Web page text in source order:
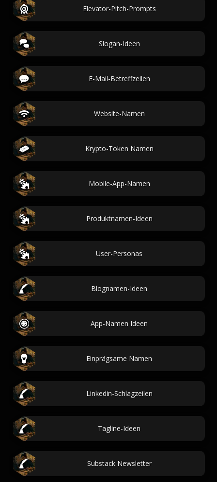
Elevator-Pitch-Prompts
Slogan-Ideen
E-Mail-Betreffzeilen
Website-Namen
Krypto-Token Namen
Mobile-App-Namen
Produktnamen-Ideen
User-Personas
Blognamen-Ideen
App-Namen Ideen
Einprägsame Namen
Linkedin-Schlagzeilen
Tagline-Ideen
Substack Newsletter